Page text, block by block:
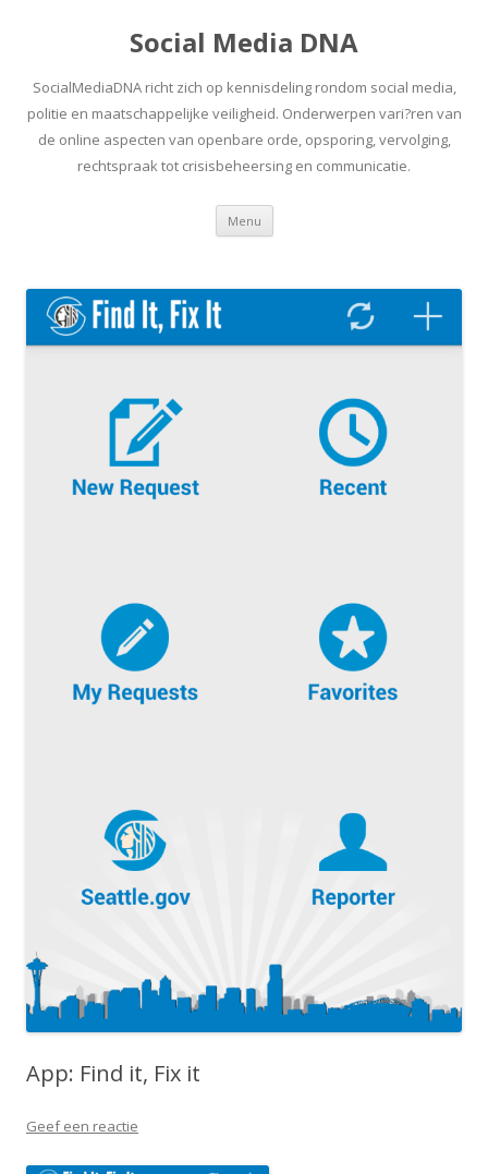
Social Media DNA
SocialMediaDNA richt zich op kennisdeling rondom social media,
politie en maatschappelijke veiligheid. Onderwerpen vari?ren van
de online aspecten van openbare orde, opsporing, vervolging,
rechtspraak tot crisisbeheersing en communicatie.
Menu Spring
inhoud
App: Find it, Fix it
Geef een reactie